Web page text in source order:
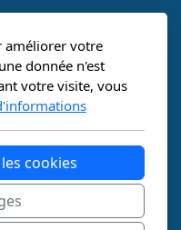
améliorer votre
donnée n'est
votre visite, vous
cookies